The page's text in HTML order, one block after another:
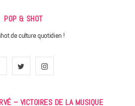
POP & SHOT
de culture quotidien !
c
i
I
s
– VICTOIRES DE LA MUSIQUE